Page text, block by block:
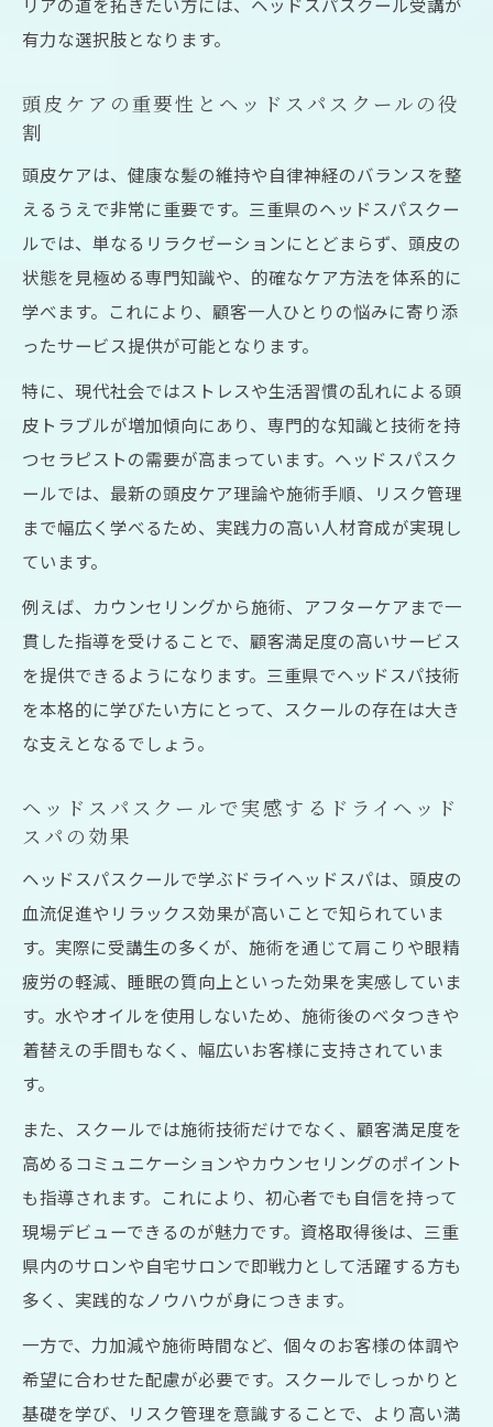
資格取得後ヘッドスパスクールがもたらす
未来
リアの道を拓きたい方には、ヘッドスパスクール受講が
有力な選択肢となります。
頭皮ケアの重要性とヘッドスパスクールの役
割
頭皮ケアは、健康な髪の維持や自律神経のバランスを整
えるうえで非常に重要です。三重県のヘッドスパスクー
ルでは、単なるリラクゼーションにとどまらず、頭皮の
状態を見極める専門知識や、的確なケア方法を体系的に
学べます。これにより、顧客一人ひとりの悩みに寄り添
ったサービス提供が可能となります。
特に、現代社会ではストレスや生活習慣の乱れによる頭
皮トラブルが増加傾向にあり、専門的な知識と技術を持
つセラピストの需要が高まっています。ヘッドスパスク
ールでは、最新の頭皮ケア理論や施術手順、リスク管理
まで幅広く学べるため、実践力の高い人材育成が実現し
ています。
例えば、カウンセリングから施術、アフターケアまで一
貫した指導を受けることで、顧客満足度の高いサービス
を提供できるようになります。三重県でヘッドスパ技術
を本格的に学びたい方にとって、スクールの存在は大き
な支えとなるでしょう。
ヘッドスパスクールで実感するドライヘッド
スパの効果
ヘッドスパスクールで学ぶドライヘッドスパは、頭皮の
血流促進やリラックス効果が高いことで知られていま
す。実際に受講生の多くが、施術を通じて肩こりや眼精
疲労の軽減、睡眠の質向上といった効果を実感していま
す。水やオイルを使用しないため、施術後のベタつきや
着替えの手間もなく、幅広いお客様に支持されていま
す。
また、スクールでは施術技術だけでなく、顧客満足度を
高めるコミュニケーションやカウンセリングのポイント
も指導されます。これにより、初心者でも自信を持って
現場デビューできるのが魅力です。資格取得後は、三重
県内のサロンや自宅サロンで即戦力として活躍する方も
多く、実践的なノウハウが身につきます。
一方で、力加減や施術時間など、個々のお客様の体調や
希望に合わせた配慮が必要です。スクールでしっかりと
基礎を学び、リスク管理を意識することで、より高い満